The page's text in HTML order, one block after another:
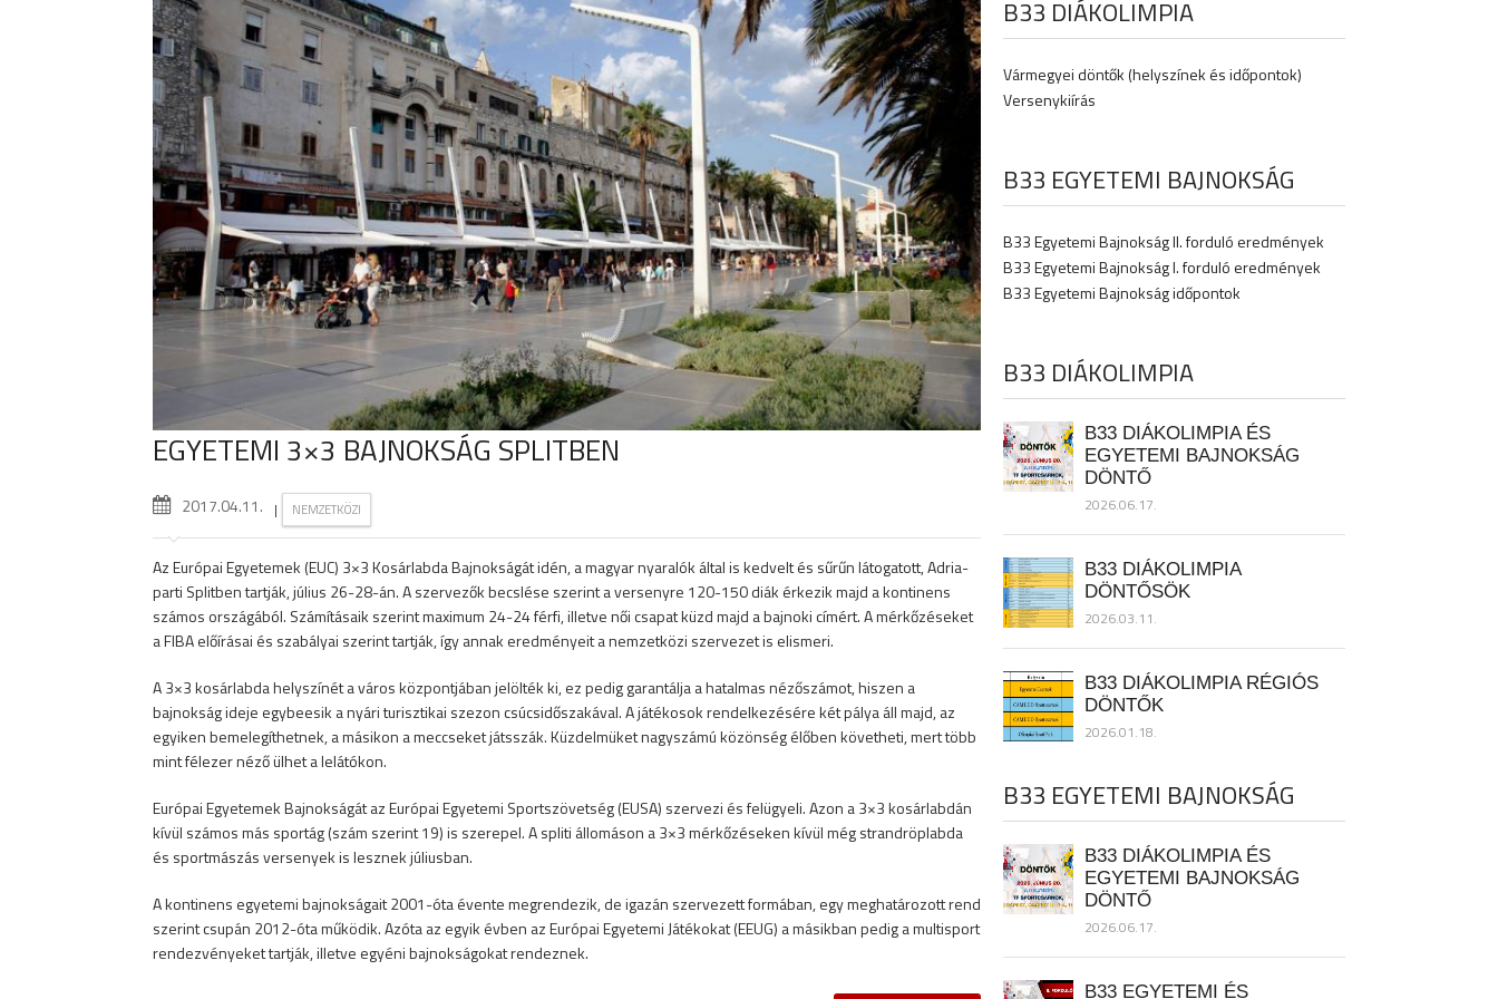
EGYETEMI 3×3 BAJNOKSÁG SPLITBEN
2017.04.11. | NEMZETKÖZI
Az Európai Egyetemek (EUC) 3×3 Kosárlabda Bajnokságát idén, a magyar nyaralók által is kedvelt és sűrűn látogatott, Adria-
parti Splitben tartják, július 26-28-án. A szervezők becslése szerint a versenyre 120-150 diák érkezik majd a kontinens
számos országából. Számításaik szerint maximum 24-24 férfi, illetve női csapat küzd majd a bajnoki címért. A mérkőzéseket
a FIBA előírásai és szabályai szerint tartják, így annak eredményeit a nemzetközi szervezet is elismeri.
A 3×3 kosárlabda helyszínét a város központjában jelölték ki, ez pedig garantálja a hatalmas nézőszámot, hiszen a
bajnokság ideje egybeesik a nyári turisztikai szezon csúcsidőszakával. A játékosok rendelkezésére két pálya áll majd, az
egyiken bemelegíthetnek, a másikon a meccseket játsszák. Küzdelmüket nagyszámú közönség élőben követheti, mert több
mint félezer néző ülhet a lelátókon.
Európai Egyetemek Bajnokságát az Európai Egyetemi Sportszövetség (EUSA) szervezi és felügyeli. Azon a 3×3 kosárlabdán
kívül számos más sportág (szám szerint 19) is szerepel. A spliti állomáson a 3×3 mérkőzéseken kívül még strandröplabda
és sportmászás versenyek is lesznek júliusban.
A kontinens egyetemi bajnokságait 2001-óta évente megrendezik, de igazán szervezett formában, egy meghatározott rend
szerint csupán 2012-óta működik. Azóta az egyik évben az Európai Egyetemi Játékokat (EEUG) a másikban pedig a multisport
rendezvényeket tartják, illetve egyéni bajnokságokat rendeznek.
B33 DIÁKOLIMPIA
Vármegyei döntők (helyszínek és időpontok)
Versenykiírás
B33 EGYETEMI BAJNOKSÁG
B33 Egyetemi Bajnokság II. forduló eredmények
B33 Egyetemi Bajnokság I. forduló eredmények
B33 Egyetemi Bajnokság időpontok
B33 DIÁKOLIMPIA
B33 DIÁKOLIMPIA ÉS
EGYETEMI BAJNOKSÁG
DÖNTŐ
2026.06.17.
B33 DIÁKOLIMPIA
DÖNTŐSÖK
2026.03.11.
B33 DIÁKOLIMPIA RÉGIÓS
DÖNTŐK
2026.01.18.
B33 EGYETEMI BAJNOKSÁG
B33 DIÁKOLIMPIA ÉS
EGYETEMI BAJNOKSÁG
DÖNTŐ
2026.06.17.
B33 EGYETEMI ÉS